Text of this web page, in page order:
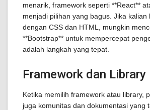
menarik, framework seperti **React**
menjadi pilihan yang bagus. Jika kalian
dengan CSS dan HTML, mungkin
**Bootstrap** untuk mempercepat
adalah langkah yang tepat.
Framework dan Library
Ketika memilih framework atau library,
juga komunitas dan dokumentasi yang